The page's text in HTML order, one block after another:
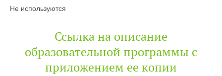
Не используются
Ссылка на описание
образовательной программы с
приложением ее копии